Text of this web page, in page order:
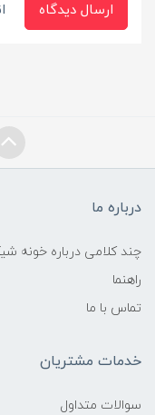
ارسال دیدگاه
درباره ما
چند کلامی درباره خونه
راهنما
تماس با ما
خدمات مشتریان
سوالات متداول